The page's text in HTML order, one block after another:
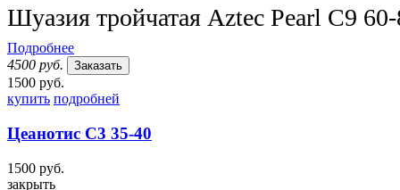
Шуазия тройчатая Aztec Pearl С9
Подробнее
4500 руб.
Заказать
1500 руб.
купить подробней
Цеанотис С3 35-40
1500 руб.
закрыть